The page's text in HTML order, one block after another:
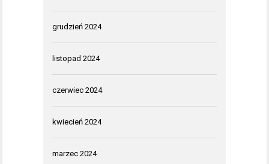
grudzień 2024
listopad 2024
czerwiec 2024
kwiecień 2024
marzec 2024